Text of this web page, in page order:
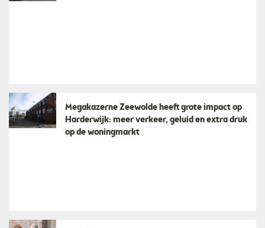
Megakazerne Zeewolde heeft grote impact op
Harderwijk: meer verkeer, geluid en extra druk
op de woningmarkt